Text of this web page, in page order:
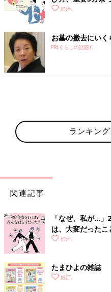
妊活
お墓の撤去にい
PR(くらしの話題)
ランキン
関連記事
「なぜ、私が…
は、大変だったこ
妊活
たまひよの雑誌
妊活